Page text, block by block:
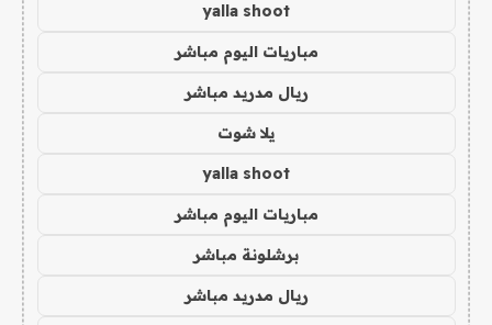
yalla shoot
مباريات اليوم مباشر
ريال مدريد مباشر
يلا شوت
yalla shoot
مباريات اليوم مباشر
برشلونة مباشر
ريال مدريد مباشر